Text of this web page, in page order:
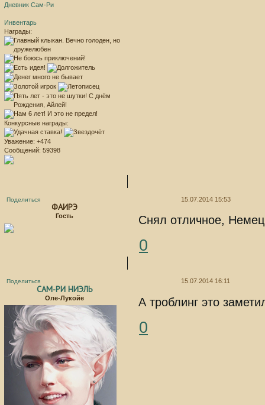
Дневник Сам-Ри
Инвентарь
Награды:
Конкурсные награды:
Уважение: +474
Сообщений: 59398
Поделиться 15.07.2014 15:53
ФАИРЭ
Гость Снял отличное,
0
Поделиться 15.07.2014 16:11
САМ-РИ НИЭЛЬ
Оле-Лукойе А троблинг это
0